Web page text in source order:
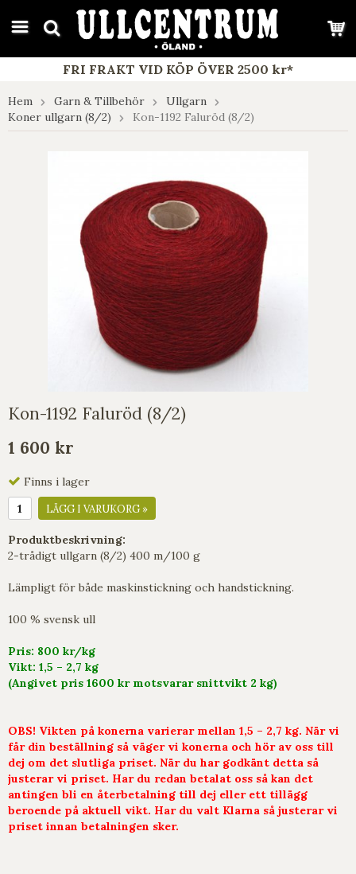
google-site-verification: google7e4b1026db5d9f32.html
FRI FRAKT VID KÖP ÖVER 2500 kr*
Hem Garn & Tillbehör
Ullgarn
Koner ullgarn (8/2)
Kon-1192 Faluröd (8/2)
Kon-1192 Faluröd (8/2)
1 600 kr
Finns i lager
LÄGG I VARUKORG »
Produktbeskrivning:
2-trådigt ullgarn (8/2) 400 m/100 g
Lämpligt för både maskinstickning och handstickning.
100 % svensk ull
Pris: 800 kr/kg
Vikt: 1,5 – 2,7 kg
(Angivet pris 1600 kr motsvarar snittvikt 2 kg)
OBS! Vikten på konerna varierar mellan 1,5 – 2,7 kg. När vi
får din beställning så väger vi konerna och hör av oss till
dej om det slutliga priset. När du har godkänt detta så
justerar vi priset. Har du redan betalat oss så kan det
antingen bli en återbetalning till dej eller ett tillägg
beroende på aktuell vikt. Har du valt Klarna så justerar vi
priset innan betalningen sker.